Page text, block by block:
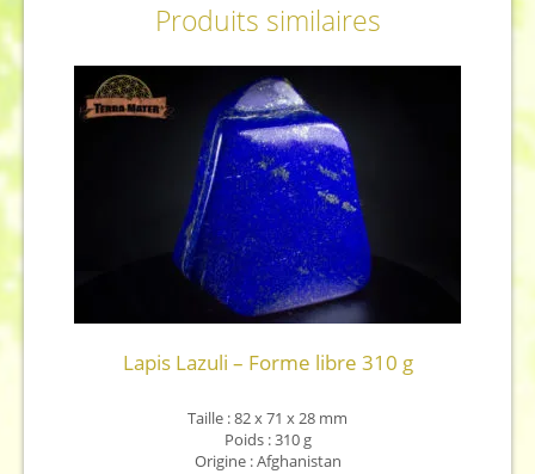
Produits similaires
Lapis Lazuli – Forme libre 310 g
Taille : 82 x 71 x 28 mm
Poids : 310 g
Origine : Afghanistan